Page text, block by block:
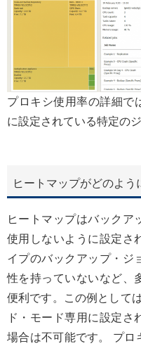
プロキシ使用率の詳細で
に設定されている特定の
ヒートマップがどのよう
ヒートマップはバックア
使用しないように設定さ
イプのバックアップ・ジ
性を持っていないなど、
便利です。この例として
ド・モード専用に設定さ
場合は不可能です。 プロ